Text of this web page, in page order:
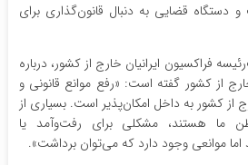
قضایی به دنبال قانون‌گذاری برای
فراکسیون ایرانیان خارج از کشور، درباره
از کشور گفته است: «رفع موانع قانونی و
از کشور به داخل امکان‌پذیر است. بسیاری از
ما هستند، مشکلی برای رفت‌وآمد یا
اما موانعی وجود دارد که می‌توان برداشت‌».